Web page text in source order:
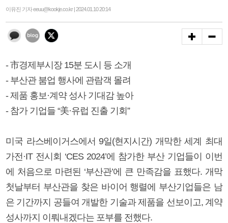
이유진 기자 eeuu@kookje.co.kr | 2024.01.10 20:14
- 市경제부시장 15분 도시 등 소개
- 부산관 붐업 행사에 관람객 몰려
- 제품 홍보·계약 성사 기대감 높아
- 참가 기업들 “美·유럽 진출 기회”
미국 라스베이거스에서 9일(현지시간) 개막한 세계 최대
가전·IT 전시회 ‘CES 2024’에 참가한 부산 기업들이 이번
에 처음으로 마련된 ‘부산관’에 큰 만족감을 표했다. 개막
첫날부터 부산관을 찾은 바이어 행렬에 부산기업들은 남
은 기간까지 공들여 개발한 기술과 제품을 선보이고, 계약
성사까지 이뤄내겠다는 포부를 전했다.